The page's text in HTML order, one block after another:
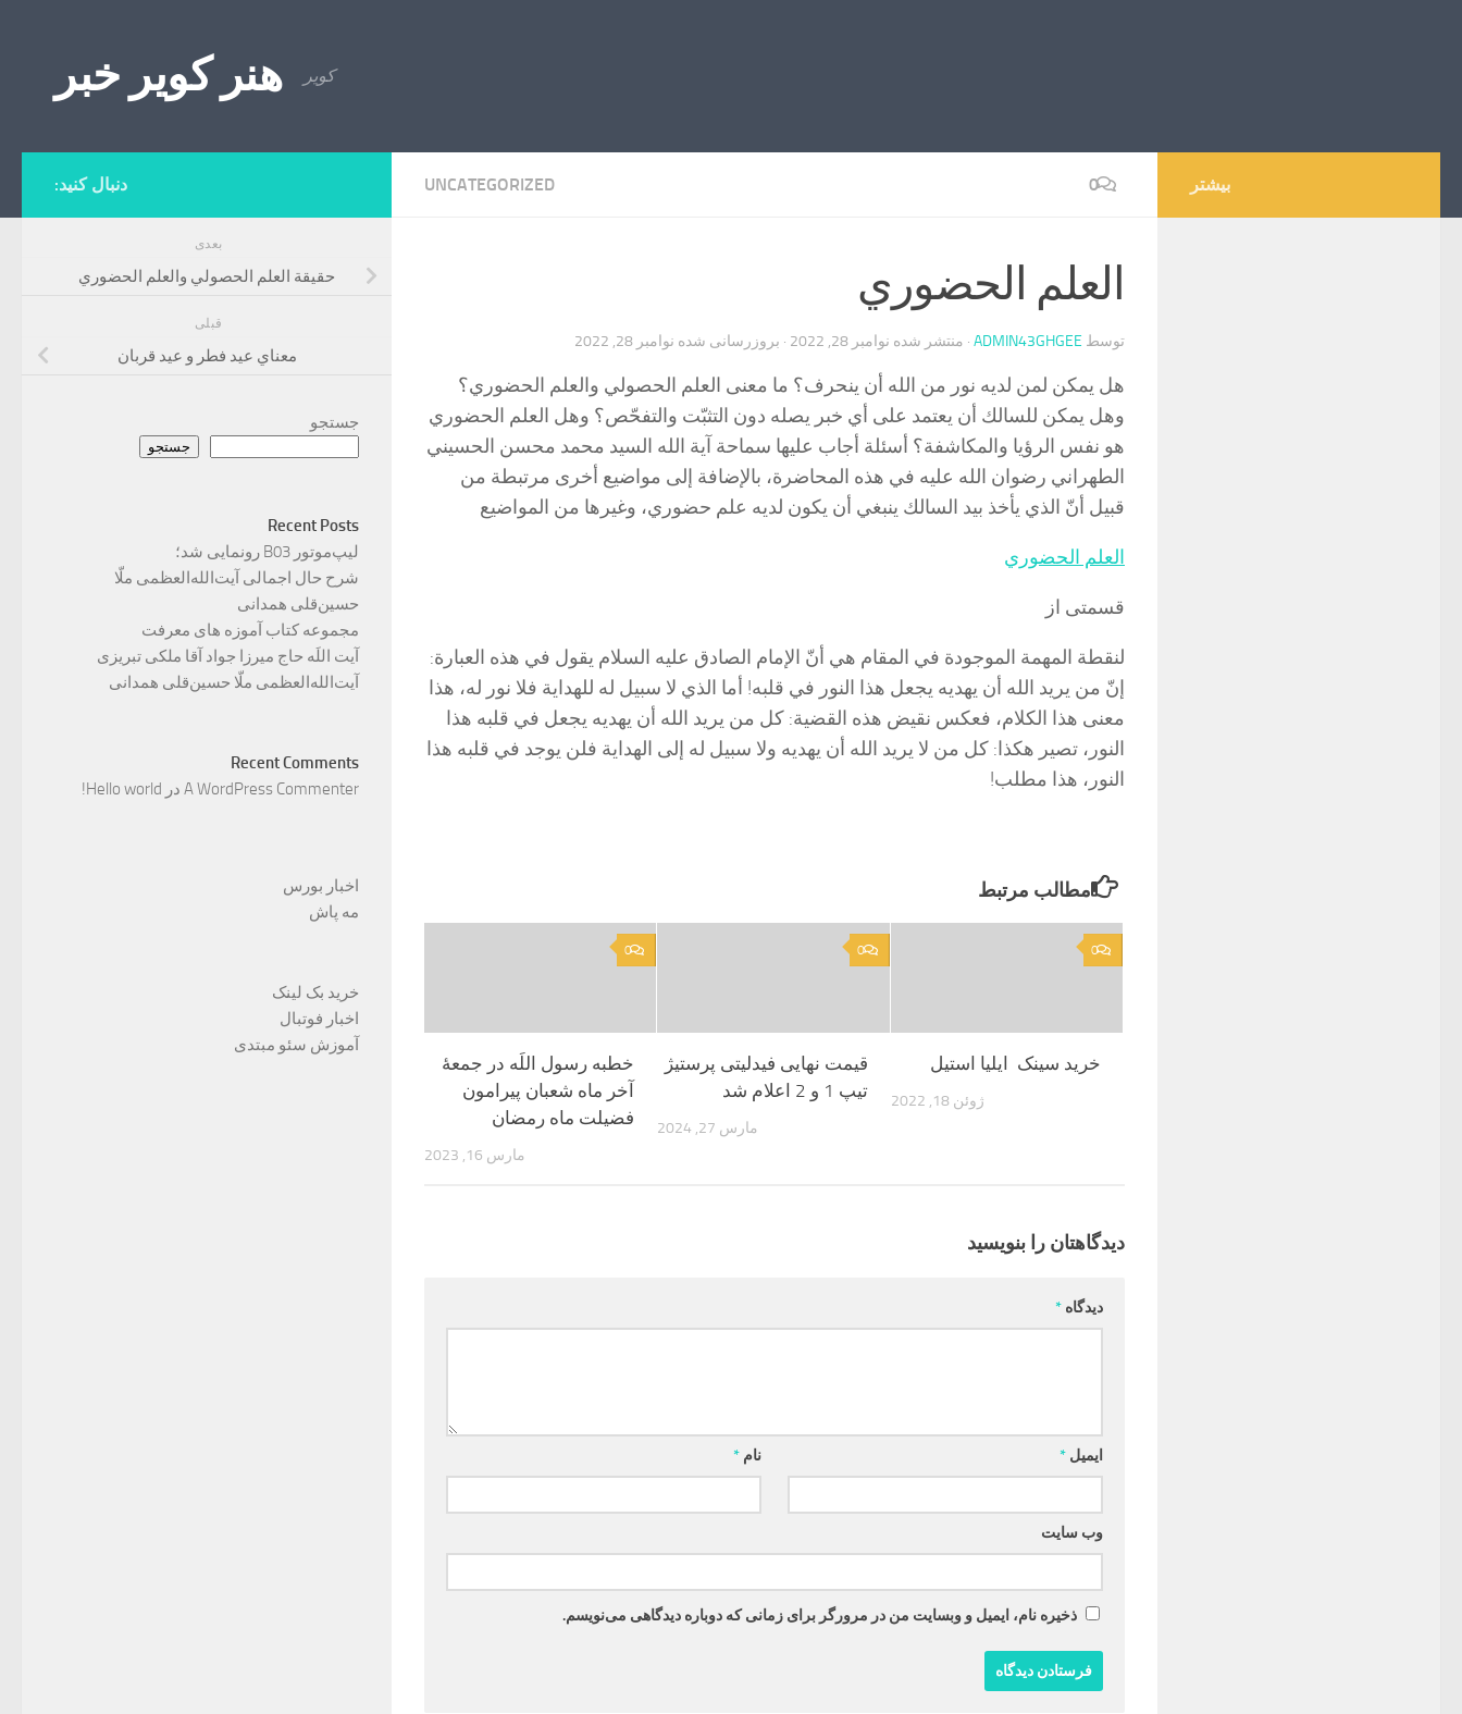
هنر کویر خبر کویر
UNCATEGORIZED 0
العلم الحضوري
توسط ADMIN43GHGEE · منتشر شده نوامبر 28, 2022 · بروزرسانی شده نوامبر 28, 2022
هل يمكن لمن لديه نور من الله أن ينحرف؟ ما معنى العلم الحصولي والعلم الحضوري؟
وهل يمكن للسالك أن يعتمد على أي خبر يصله دون التثبّت والتفحّص؟ وهل العلم الحضوري
هو نفس الرؤيا والمكاشفة؟ أسئلة أجاب عليها سماحة آية الله السيد محمد محسن الحسيني
الطهراني رضوان الله عليه في هذه المحاضرة، بالإضافة إلى مواضيع أخرى مرتبطة من
قبيل أنّ الذي يأخذ بيد السالك ينبغي أن يكون لديه علم حضوري، وغيرها من المواضيع
العلم الحضوري
قسمتی از
لنقطة المهمة الموجودة في المقام هي أنّ الإمام الصادق عليه السلام يقول في هذه العبارة:
إنّ من يريد الله أن يهديه يجعل هذا النور في قلبه! أما الذي لا سبيل له للهداية فلا نور له، هذا
معنى هذا الكلام، فعكس نقيض هذه القضية: كل من يريد الله أن يهديه يجعل في قلبه هذا
النور، تصير هكذا: كل من لا يريد الله أن يهديه ولا سبيل له إلى الهداية فلن يوجد في قلبه هذا
النور، هذا مطلب!
مطالب مرتبط
0
خطبه رسول‌ اللَه‌ در جمعۀ
آخر ماه‌ شعبان پيرامون
فضيلت ماه رمضان‌
مارس 16, 2023
0
قیمت نهایی فیدلیتی پرستیژ
تیپ 1 و 2 اعلام شد
مارس 27, 2024
0
خرید سینک ایلیا استیل
ژوئن 18, 2022
دیدگاهتان را بنویسید
دیدگاه *
نام* ایمیل *
وب‌ سایت
ذخیره نام، ایمیل و وبسایت من در مرورگر برای زمانی که دوباره دیدگاهی می‌نویسم.
دنبال کنید:
بعدی
حقيقة العلم الحصولي والعلم الحضوري
قبلی
معناي‌ عيد فطر و عيد قربان
جستجو
جستجو
Recent Posts
لیپ‌موتور B03 رونمایی شد؛
شرح حال اجمالی آیت‌الله‌العظمی ملّا
حسین‌قلی همدانی
مجموعه کتاب آموزه های معرفت
آیت اللَه حاج میرزا جواد آقا ملکی تبریزی
آیت‌الله‌العظمی ملّا حسین‌قلی همدانی
Recent Comments
A WordPress Commenter در Hello world!
اخبار بورس
مه پاش
خرید بک لینک
اخبار فوتبال
آموزش سئو مبتدی
بیشتر